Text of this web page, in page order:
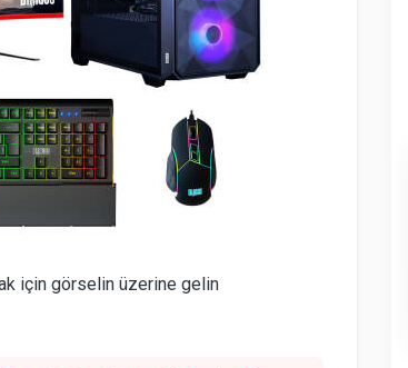
için görselin üzerine gelin